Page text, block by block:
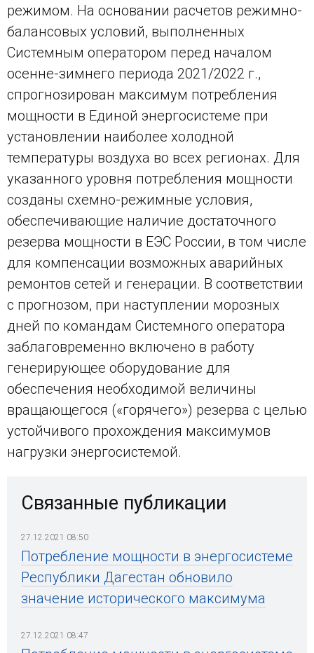
режимом. На основании расчетов режимно-
балансовых условий, выполненных
Системным оператором перед началом
осенне-зимнего периода 2021/2022 г.,
спрогнозирован максимум потребления
мощности в Единой энергосистеме при
установлении наиболее холодной
температуры воздуха во всех регионах. Для
указанного уровня потребления мощности
созданы схемно-режимные условия,
обеспечивающие наличие достаточного
резерва мощности в ЕЭС России, в том числе
для компенсации возможных аварийных
ремонтов сетей и генерации. В соответствии
с прогнозом, при наступлении морозных
дней по командам Системного оператора
заблаговременно включено в работу
генерирующее оборудование для
обеспечения необходимой величины
вращающегося («горячего») резерва с целью
устойчивого прохождения максимумов
нагрузки энергосистемой.
Связанные публикации
27.12.2021 08:50
Потребление мощности в энергосистеме
Республики Дагестан обновило
значение исторического максимума
27.12.2021 08:47